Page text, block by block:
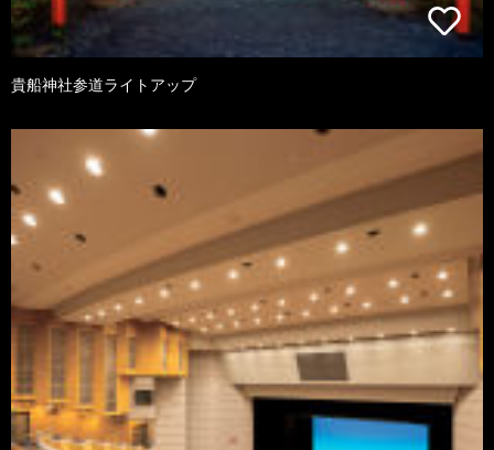
貴船神社参道ライトアップ